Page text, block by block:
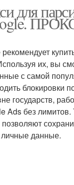
для
их, вы
с самой
блокировки
государств,
Ads без лимитов.
данные.